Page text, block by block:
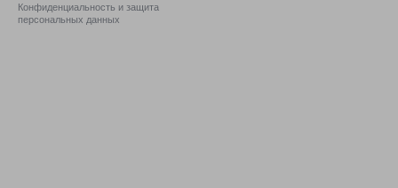
Конфиденциальность и защита
персональных данных